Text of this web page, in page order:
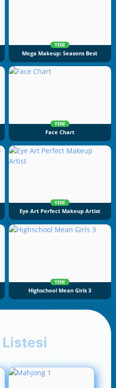
YENI
Mega Makeup: Seasons Best
YENI
Face Chart
YENI
Eye Art Perfect Makeup Artist
YENI
Highschool Mean Girls 3
Listesi